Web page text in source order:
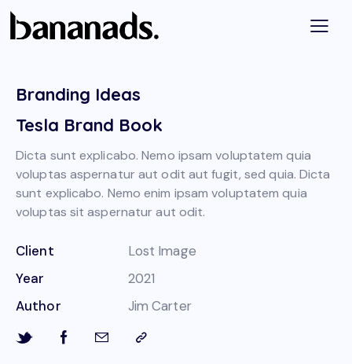
Branding Ideas
Tesla Brand Book
Dicta sunt explicabo. Nemo ipsam voluptatem quia
voluptas aspernatur aut odit aut fugit, sed quia. Dicta
sunt explicabo. Nemo enim ipsam voluptatem quia
voluptas sit aspernatur aut odit.
Client
Lost Image
Year
2021
Author
Jim Carter